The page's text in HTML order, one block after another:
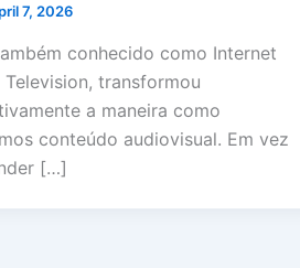
7, 2026
conhecido como Internet
transformou
a maneira como
conteúdo audiovisual. Em vez
[…]